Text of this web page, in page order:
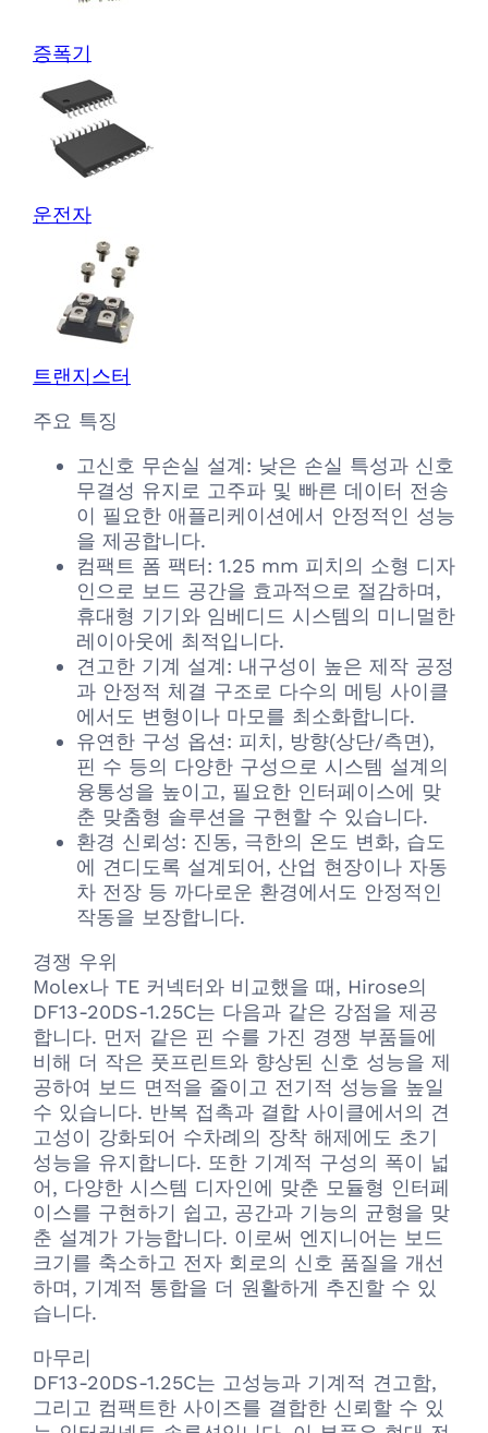
증폭기
운전자
트랜지스터
주요 특징
고신호 무손실 설계: 낮은 손실 특성과 신호
무결성 유지로 고주파 및 빠른 데이터 전송
이 필요한 애플리케이션에서 안정적인 성능
을 제공합니다.
컴팩트 폼 팩터: 1.25 mm 피치의 소형 디자
인으로 보드 공간을 효과적으로 절감하며,
휴대형 기기와 임베디드 시스템의 미니멀한
레이아웃에 최적입니다.
견고한 기계 설계: 내구성이 높은 제작 공정
과 안정적 체결 구조로 다수의 메팅 사이클
에서도 변형이나 마모를 최소화합니다.
유연한 구성 옵션: 피치, 방향(상단/측면),
핀 수 등의 다양한 구성으로 시스템 설계의
융통성을 높이고, 필요한 인터페이스에 맞
춘 맞춤형 솔루션을 구현할 수 있습니다.
환경 신뢰성: 진동, 극한의 온도 변화, 습도
에 견디도록 설계되어, 산업 현장이나 자동
차 전장 등 까다로운 환경에서도 안정적인
작동을 보장합니다.
경쟁 우위
Molex나 TE 커넥터와 비교했을 때, Hirose의
DF13-20DS-1.25C는 다음과 같은 강점을 제공
합니다. 먼저 같은 핀 수를 가진 경쟁 부품들에
비해 더 작은 풋프린트와 향상된 신호 성능을 제
공하여 보드 면적을 줄이고 전기적 성능을 높일
수 있습니다. 반복 접촉과 결합 사이클에서의 견
고성이 강화되어 수차례의 장착 해제에도 초기
성능을 유지합니다. 또한 기계적 구성의 폭이 넓
어, 다양한 시스템 디자인에 맞춘 모듈형 인터페
이스를 구현하기 쉽고, 공간과 기능의 균형을 맞
춘 설계가 가능합니다. 이로써 엔지니어는 보드
크기를 축소하고 전자 회로의 신호 품질을 개선
하며, 기계적 통합을 더 원활하게 추진할 수 있
습니다.
마무리
DF13-20DS-1.25C는 고성능과 기계적 견고함,
그리고 컴팩트한 사이즈를 결합한 신뢰할 수 있